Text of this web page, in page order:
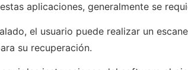
aplicaciones, generalmente se
el usuario puede realizar un
su recuperación.